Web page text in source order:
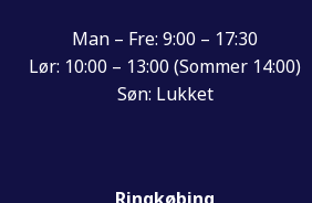
Man – Fre: 9:00 – 17:30
Lør: 10:00 – 13:00 (Sommer 14:00)
Søn: Lukket